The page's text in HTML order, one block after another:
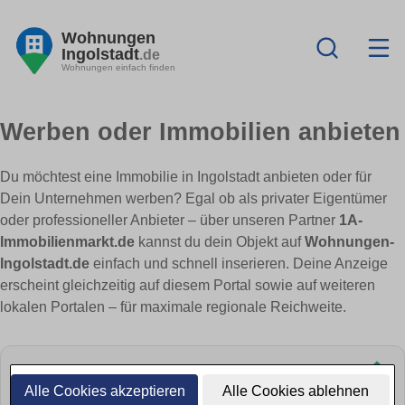
Alle Cookies akzeptieren Alle Cookies ablehnen
Wohnungen
Ingolstadt.de
Wohnungen einfach finden
Werben oder Immobilien anbieten
Du möchtest eine Immobilie in Ingolstadt anbieten oder für
Dein Unternehmen werben? Egal ob als privater Eigentümer
oder professioneller Anbieter – über unseren Partner 1A-
Immobilienmarkt.de kannst du dein Objekt aufWohnungen-
Ingolstadt.de einfach und schnell inserieren. Deine Anzeige
erscheint gleichzeitig auf diesem Portal sowie auf weiteren
lokalen Portalen – für maximale regionale Reichweite.